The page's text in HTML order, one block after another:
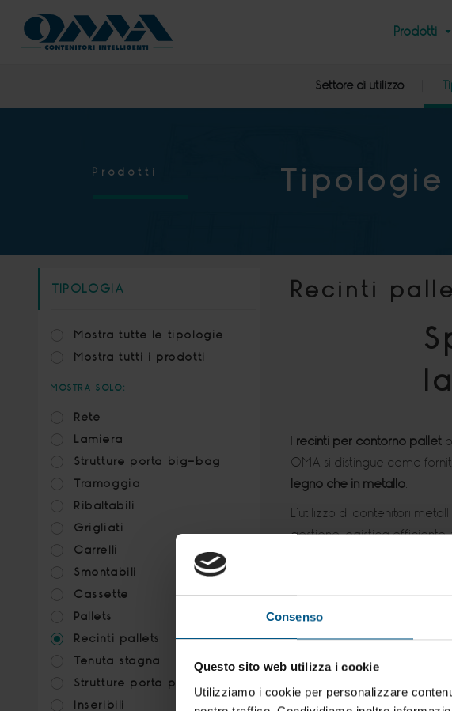
Consenso
Questo sito web utilizza i cookie
Utilizziamo i cookie per personalizzare
Prodotti
Settore di utilizzo
Prodotti
TIPOLOGIA
Mostra tutte le tipologie
Mostra tutti i prodotti
MOSTRA SOLO:
Rete
Lamiera
Strutture porta big-bag
Tramoggia
Ribaltabili
Grigliati
Carrelli
Smontabili
Cassette
Pallets
Recinti pallets
Tenuta stagna
Strutture porta pallets
Inseribili
Recinti
I recinti per contorno pallet o
OMA si distingue come
legno che in metallo.
L’utilizzo di contenitori
gestione logistica
La nostra gamma di
legno, si trasformano in
Per tutte le esigenze di